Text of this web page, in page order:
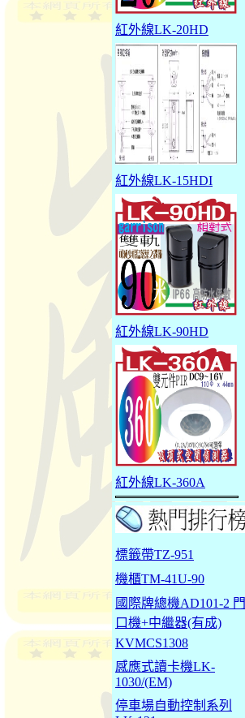
紅外線LK-20HD
紅外線LK-15HDI
紅外線LK-90HD
紅外線LK-360A
標籤帶TZ-951
機櫃TM-41U-90
國際牌總機AD101-2 門
口機+中繼器(有成)
KVMCS1308
感應式讀卡機LK-
1030/(EM)
停車場自動控制系列